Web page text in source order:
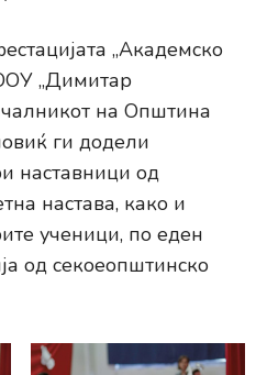
„Академско
„Димитар
на Општина
ги додели
наставници од
настава, како и
ученици, по еден
од секоеопштинско